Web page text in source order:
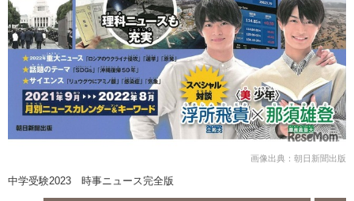
画像出典：朝日新聞出版
中学受験2023 時事ニュース完全版